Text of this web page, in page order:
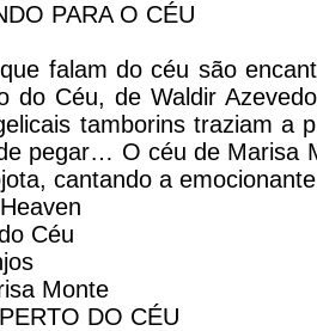
PARA O CÉU
falam do céu são
do Céu, de Waldir
tamborins traziam a
pegar… O céu de Marisa
cantando a
Céu
Monte
DO CÉU